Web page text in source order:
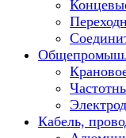
Кабель,